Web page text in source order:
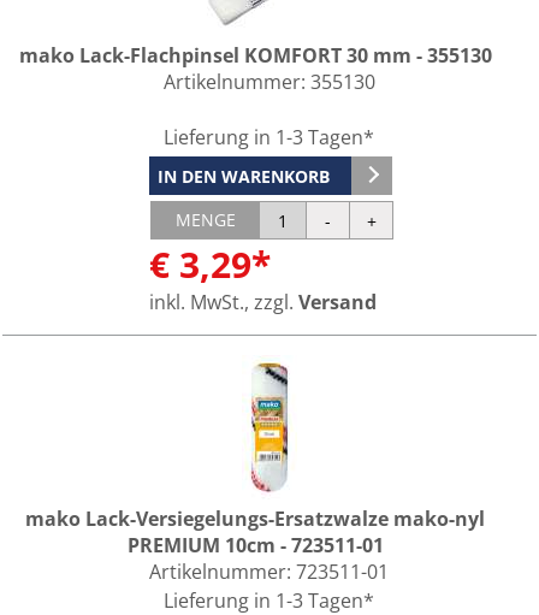
mako Lack-Flachpinsel KOMFORT 30 mm - 355130
Artikelnummer: 355130
Lieferung in 1-3 Tagen*
IN DEN WARENKORB
MENGE
€ 3,29*
inkl. MwSt., zzgl. Versand
mako Lack-Versiegelungs-Ersatzwalze mako-nyl
PREMIUM 10cm - 723511-01
Artikelnummer:723511-01
Lieferung in 1-3 Tagen*